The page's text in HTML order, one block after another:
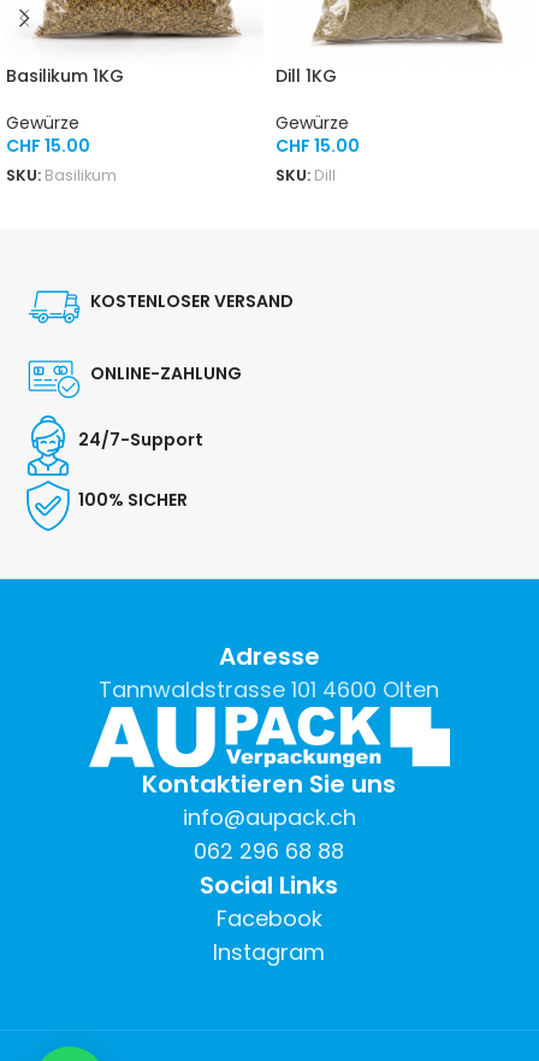
Basilikum 1KG
Gewürze
CHF 15.00
SKU: Basilikum
Dill 1KG
Gewürze
CHF 15.00
SKU: Dill
KOSTENLOSER VERSAND
ONLINE-ZAHLUNG
24/7-Support
100% SICHER
Adresse
Tannwaldstrasse 101 4600 Olten
Kontaktieren Sie uns
info@aupack.ch
062 296 68 88
Social Links
Facebook
Instagram